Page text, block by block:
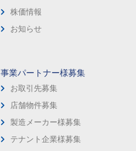
株価情報
お知らせ
事業パートナー様募集
お取引先募集
店舗物件募集
製造メーカー様募集
テナント企業様募集